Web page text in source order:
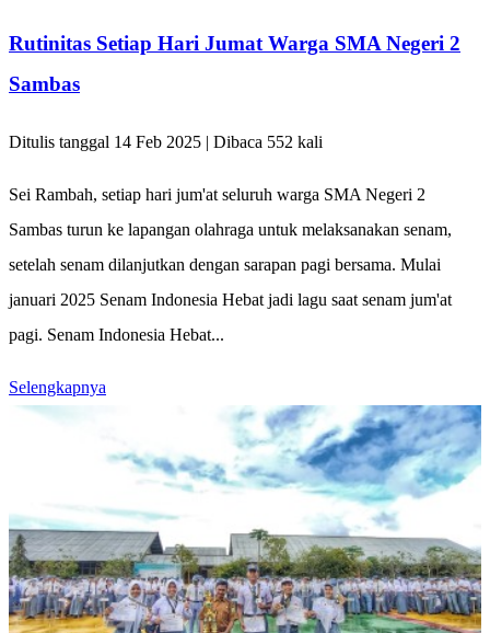
Rutinitas Setiap Hari Jumat Warga SMA Negeri 2
Sambas
Ditulis tanggal 14 Feb 2025 | Dibaca 552 kali
Sei Rambah, setiap hari jum'at seluruh warga SMA Negeri 2
Sambas turun ke lapangan olahraga untuk melaksanakan senam,
setelah senam dilanjutkan dengan sarapan pagi bersama. Mulai
januari 2025 Senam Indonesia Hebat jadi lagu saat senam jum'at
pagi. Senam Indonesia Hebat...
Selengkapnya